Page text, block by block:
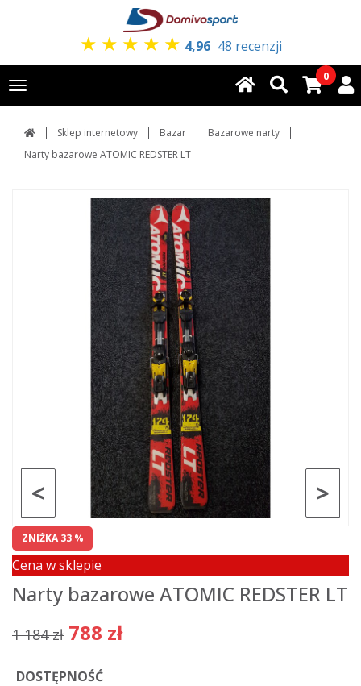
★ ★ ★ ★ ★ 4,96 48 recenzji
Toggle
navigation
0
Sklep internetowy Bazar
Bazarowe narty
Narty bazarowe ATOMIC REDSTER LT
>
<
ZNIŻKA 33 %
Cena w sklepie
Narty bazarowe ATOMIC REDSTER LT
1 184 zł 788 zł
DOSTĘPNOŚĆ